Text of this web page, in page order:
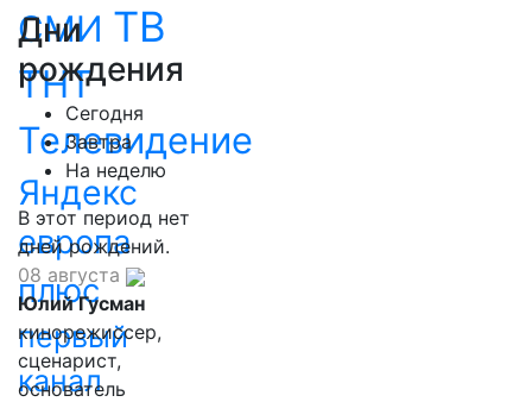
СМИ ТВ
ТНТ
Телевидение
Яндекс
европа
плюс
первый
канал
Дни
рождения
Сегодня
Завтра
На неделю
В этот период нет
дней рождений.
08 августа
Юлий Гусман
кинорежиссер,
сценарист,
основатель